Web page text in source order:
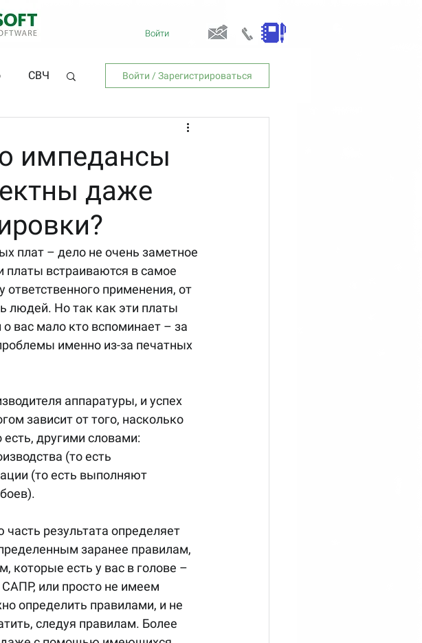
Войти
СВЧ Войти / Зарегистрироваться
импедансы
даже
встраиваются в самое
применения, от
людей. Но так как эти платы
вас мало кто вспоминает – за
именно из-за печатных
зависит от того, насколько
другими словами:
(то есть
(то есть выполняют
заранее правилам,
которые есть у вас в голове –
или просто не имеем
определить правилами, и не
следуя правилам. Более